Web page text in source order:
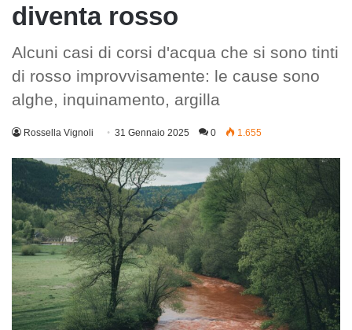
diventa rosso
Alcuni casi di corsi d'acqua che si sono tinti
di rosso improvvisamente: le cause sono
alghe, inquinamento, argilla
Rossella Vignoli 31 Gennaio 2025 0 1.655